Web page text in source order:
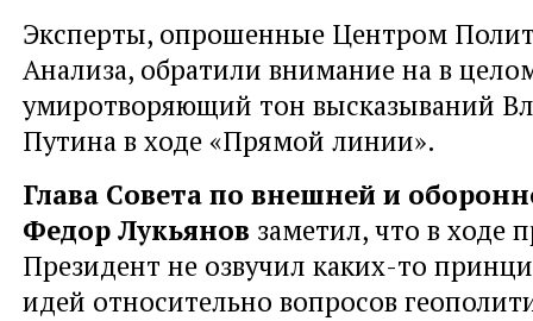
Эксперты, опрошенные Центром
Анализа, обратили внимание на в
умиротворяющий тон высказываний
Путина в ходе «Прямой линии».
Глава Совета по внешней и
Федор Лукьянов заметил, что в ходе
Президент не озвучил каких-то
идей относительно вопросов